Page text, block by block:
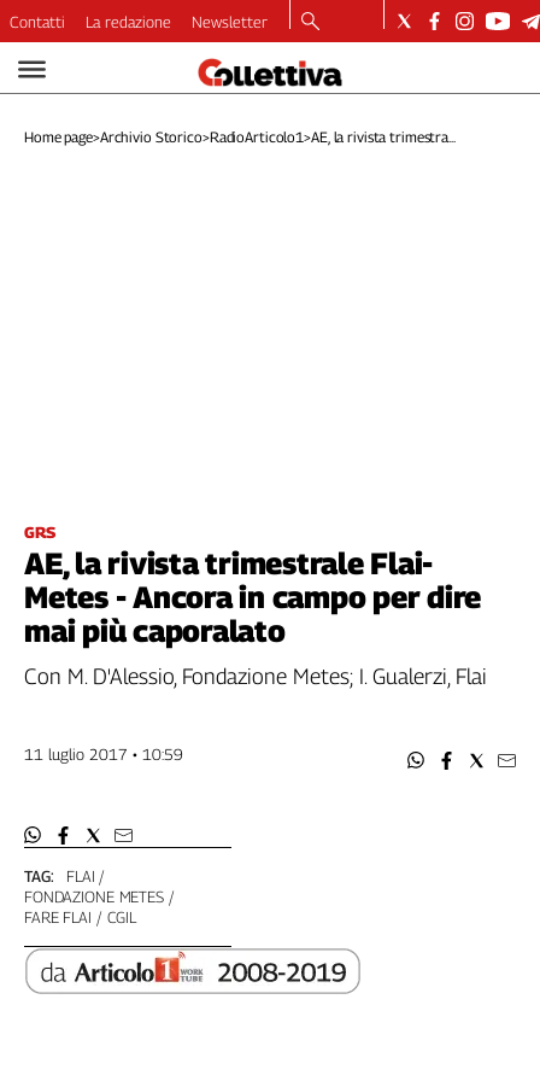
Video
Dirette
Filcams
Filctem
Fiom
Nidil
Slc
Spi
Caaf
Contatti La redazione Newsletter
Home page>Archivio Storico>RadioArticolo1>AE, la rivista trimestra...
GRS
AE, la rivista trimestrale Flai-
Metes - Ancora in campo per dire
mai più caporalato
Con M. D'Alessio, Fondazione Metes; I. Gualerzi, Flai
11 luglio 2017 • 10:59
TAG:
FLAI
FONDAZIONE METES
FARE FLAI
CGIL